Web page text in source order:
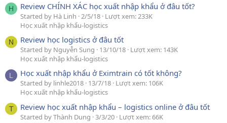
H Review CHÍNH XÁC học xuất nhập khẩu ở đâu tốt?
Started by Hà Linh 2/5/18 Lượt xem: 233K
Học xuất nhập khẩu-logistics
N Review học logistics ở đâu tốt
Started by Nguyễn Sung 13/10/18 Lượt xem: 143K
Học xuất nhập khẩu-logistics
L Học xuất nhập khẩu ở Eximtrain có tốt không?
Started by linhle2018 13/7/18 Lượt xem: 106K
Học xuất nhập khẩu-logistics
T Review học xuất nhập khẩu – logistics online ở đâu tốt
Started by Thành Dung 3/3/20 Lượt xem: 66K